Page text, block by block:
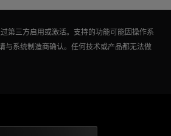
第三方启用或激活。支持的功能可能因操作系
与系统制造商确认。任何技术或产品都无法做